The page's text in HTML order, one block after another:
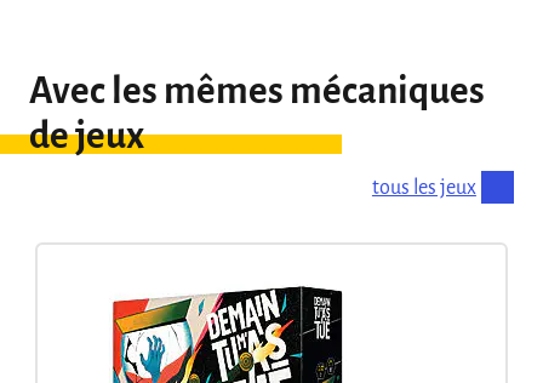
Avec les mêmes mécaniques
de jeux
tous les jeux